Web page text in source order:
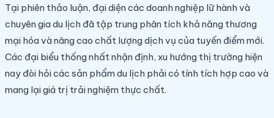
Tại phiên thảo luận, đại diện các doanh nghiệp lữ hành và
chuyên gia du lịch đã tập trung phân tích khả năng thương
mại hóa và nâng cao chất lượng dịch vụ của tuyến điểm mới.
Các đại biểu thống nhất nhận định, xu hướng thị trường hiện
nay đòi hỏi các sản phẩm du lịch phải có tính tích hợp cao và
mang lại giá trị trải nghiệm thực chất.